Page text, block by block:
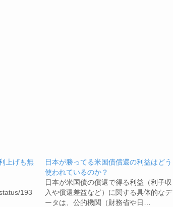
上げも無
193
日本が勝ってる米国債償還の利益はどう
使われているのか？
日本が米国債の償還で得る利益（利子収
入や償還差益など）に関する具体的なデ
ータは、公的機関（財務省や日…